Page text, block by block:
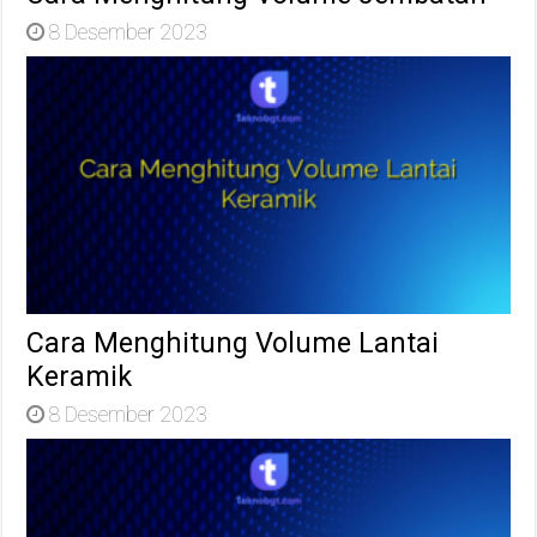
8 Desember 2023
Cara Menghitung Volume Lantai
Keramik
8 Desember 2023